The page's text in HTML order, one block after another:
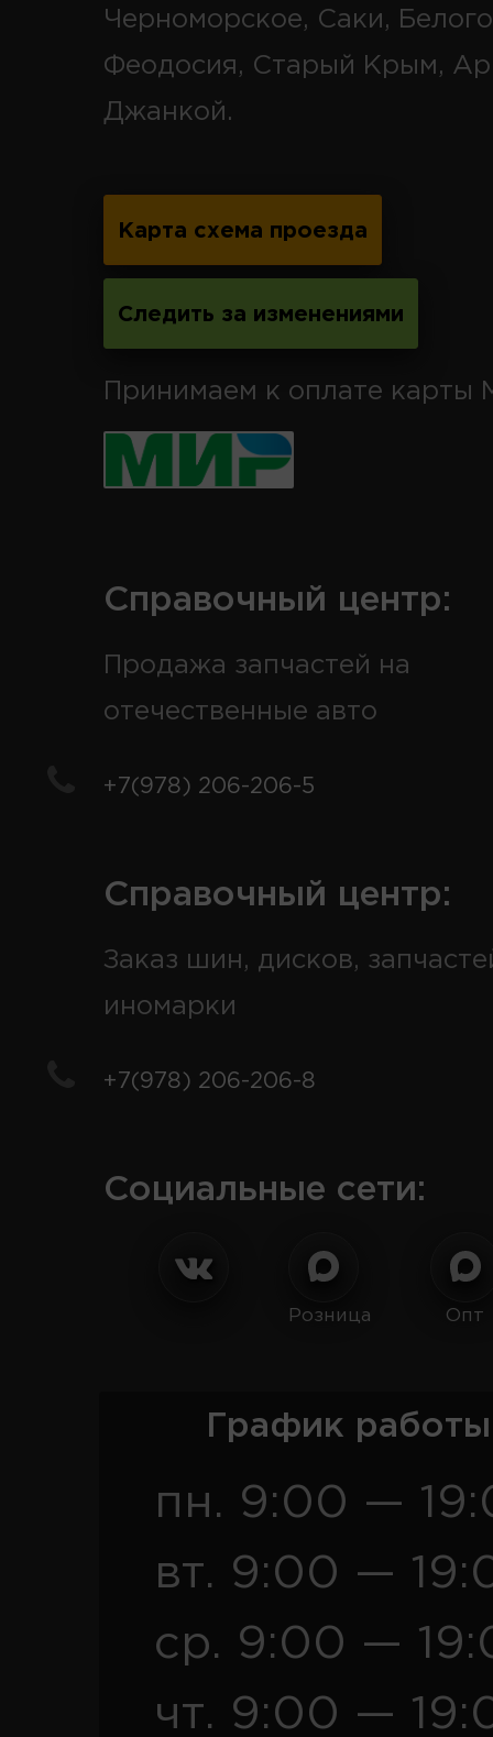
Черноморское, Саки,
Феодосия, Старый Крым,
Джанкой.
Карта схема проезда
Следить за изменениями
Принимаем к оплате карты
Справочный центр:
Продажа запчастей на
отечественные авто
+7(978) 206-206-5
Справочный центр:
Заказ шин, дисков,
иномарки
+7(978) 206-206-8
Социальные сети:
Розница Опт
График
пн. 9:00 —
вт. 9:00 —
ср. 9:00 —
чт. 9:00 —